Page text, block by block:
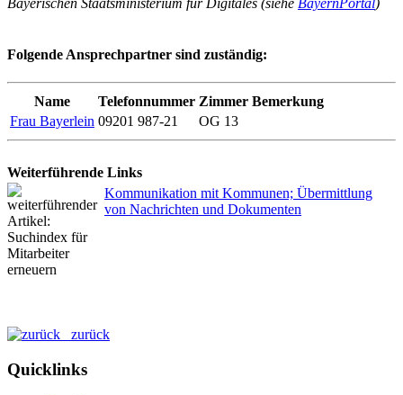
Folgende Ansprechpartner sind zuständig:
Name Telefonnummer Zimmer Bemerkung
Frau Bayerlein 09201 987-21 OG 13
Weiterführende Links
Kommunikation mit Kommunen; Übermittlung
von Nachrichten und Dokumenten
zurück
Quicklinks